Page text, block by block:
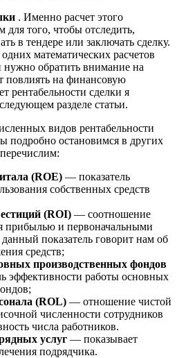
. Именно расчет этого
для того, чтобы отследить,
в тендере или заключать сделку.
математических расчетов
нужно обратить внимание на
повлиять на финансовую
рентабельности сделки я
разделе статьи.
видов рентабельности
подробно остановимся в других
(ROE) — показатель
собственных средств
(ROI) — соотношение
прибылью и первоначальными
показатель говорит нам об
средств;
производственных фондов
эффективности работы основных
(ROL) — отношение чистой
численности сотрудников
числа работников.
услуг — показывает
подрядчика.